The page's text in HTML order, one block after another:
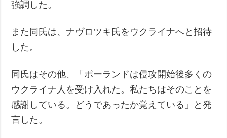
強調した。
また同氏は、ナヴロツキ氏をウクライナへと招待
した。
同氏はその他、「ポーランドは侵攻開始後多くの
ウクライナ人を受け入れた。私たちはそのことを
感謝している。どうであったか覚えている」と発
言した。